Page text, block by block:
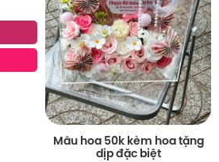
Mẫu hoa 50k kèm hoa tặng
dịp đặc biệt